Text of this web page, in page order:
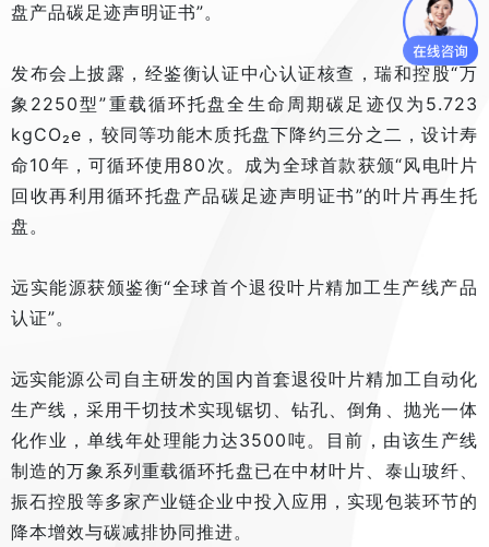
盘产品碳足迹声明证书”。
发布会上披露，经鉴衡认证中心认证核查，瑞和控股“万
象2250型”重载循环托盘全生命周期碳足迹仅为5.723
kgCO₂e，较同等功能木质托盘下降约三分之二，设计寿
命10年，可循环使用80次。成为全球首款获颁“风电叶片
回收再利用循环托盘产品碳足迹声明证书”的叶片再生托
盘。
远实能源获颁鉴衡“全球首个退役叶片精加工生产线产品
认证”。
远实能源公司自主研发的国内首套退役叶片精加工自动化
生产线，采用干切技术实现锯切、钻孔、倒角、抛光一体
化作业，单线年处理能力达3500吨。目前，由该生产线
制造的万象系列重载循环托盘已在中材叶片、泰山玻纤、
振石控股等多家产业链企业中投入应用，实现包装环节的
降本增效与碳减排协同推进。